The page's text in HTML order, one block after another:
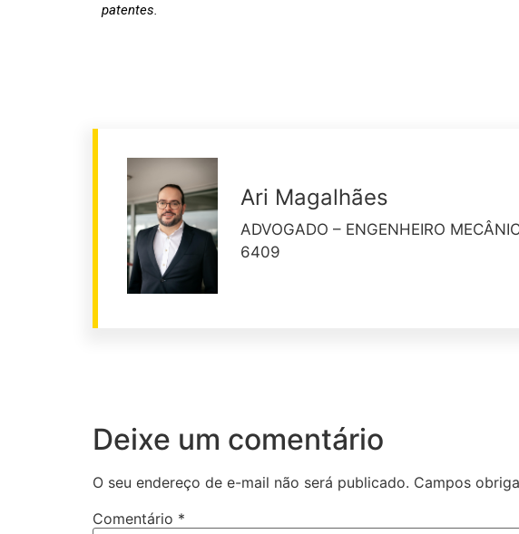
patentes.
Ari Magalhães
ADVOGADO – ENGENHEIRO
6409
Deixe um comentário
O seu endereço de e-mail não será publicado. Campos
Comentário *